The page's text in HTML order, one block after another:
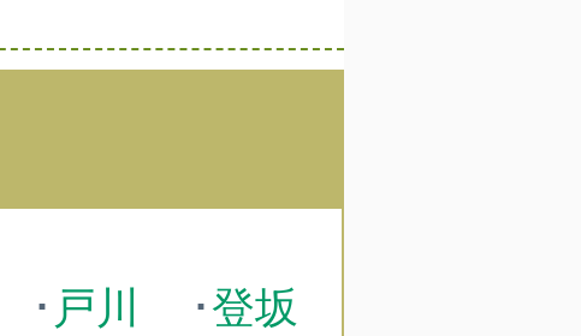
･ 戸川 ･登坂